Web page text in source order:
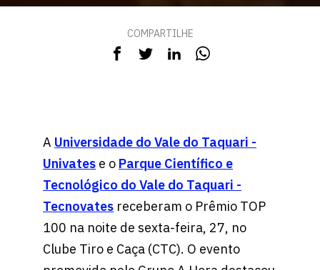
COMPARTILHE
A Universidade do Vale do Taquari -
Univates e o Parque Científico e
Tecnológico do Vale do Taquari -
Tecnovates receberam o Prêmio TOP
100 na noite de sexta-feira, 27, no
Clube Tiro e Caça (CTC). O evento